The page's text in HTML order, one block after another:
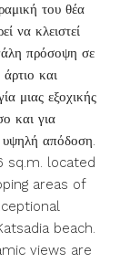
του θέα
να κλειστεί
πρόσοψη σε
και
μιας εξοχικής
και για
υψηλή απόδοση.
sq.m. located
areas of
beach.
views are